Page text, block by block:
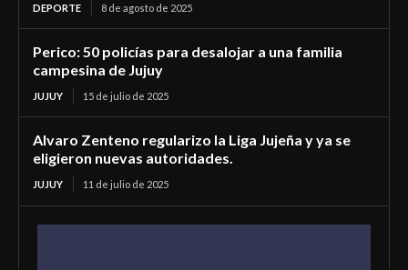
DEPORTE 8 de agosto de 2025
Perico: 50 policías para desalojar a una familia
campesina de Jujuy
JUJUY 15 de julio de 2025
Alvaro Zenteno regularizo la Liga Jujeña y ya se
eligieron nuevas autoridades.
JUJUY 11 de julio de 2025